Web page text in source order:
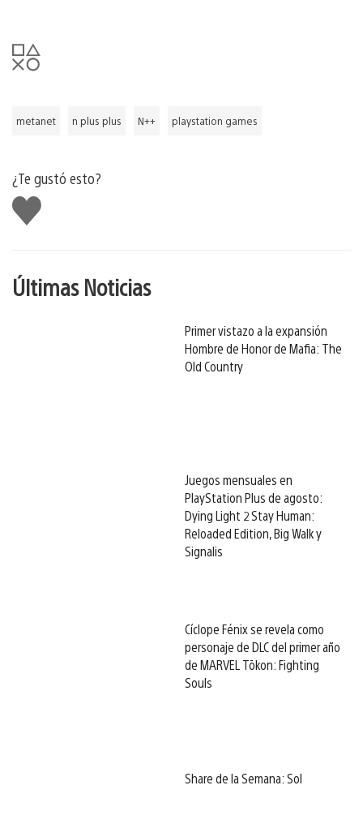
metanet n plus plus N++ playstation games
¿Te gustó esto?
Me
gusta
Últimas Noticias
Primer vistazo a la expansión
Hombre de Honor de Mafia: The
Old Country
Juegos mensuales en
PlayStation Plus de agosto:
Dying Light 2 Stay Human:
Reloaded Edition, Big Walk y
Signalis
Cíclope Fénix se revela como
personaje de DLC del primer año
de MARVEL Tōkon: Fighting
Souls
Share de la Semana: Sol